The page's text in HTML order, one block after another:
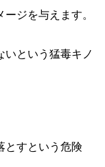
ジを与えます。
いという猛毒キノ
とすという危険